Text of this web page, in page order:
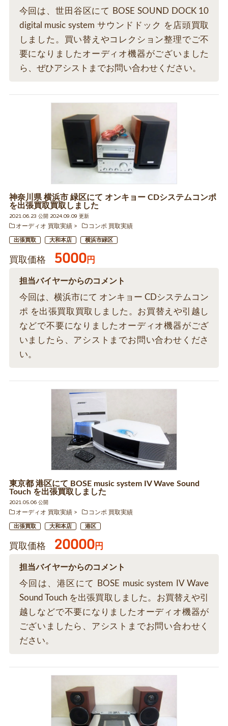
今回は、世田谷区にて BOSE SOUND DOCK 10
digital music system サウンドドック を店頭買取
しました。買い替えやコレクション整理でご不
要になりましたオーディオ機器がございました
ら、ぜひアシストまでお問い合わせください。
神奈川県 横浜市 緑区にて オンキョー CDシステムコンポ
を出張買取買取しました
2021.06.23 公開 2024.09.09 更新
オーディオ 買取実績
コンポ 買取実績
出張買取 大和本店 横浜市緑区
買取価格 5000円
担当バイヤーからのコメント
今回は、横浜市にて オンキョー CDシステムコン
ポ を出張買取買取しました。お買替えや引越し
などで不要になりましたオーディオ機器がござ
いましたら、アシストまでお問い合わせくださ
い。
東京都 港区にて BOSE music system IV Wave Sound
Touch を出張買取しました
2021.05.06 公開
オーディオ 買取実績
コンポ 買取実績
出張買取 大和本店 港区
買取価格 20000円
担当バイヤーからのコメント
今回は、港区にて BOSE music system IV Wave
Sound Touch を出張買取しました。お買替えや引
越しなどで不要になりましたオーディオ機器が
ございましたら、アシストまでお問い合わせく
ださい。